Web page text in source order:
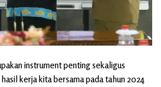
instrument penting sekaligus
kerja kita bersama pada tahun 2024